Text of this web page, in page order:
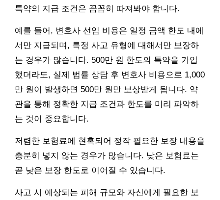
특약의 지급 조건은 꼼꼼히 따져봐야 합니다.
예를 들어, 변호사 선임 비용은 일정 금액 한도 내에
서만 지급되며, 특정 사고 유형에 대해서만 보장하
는 경우가 많습니다. 500만 원 한도의 특약을 가입
했더라도, 실제 법률 상담 후 변호사 비용으로 1,000
만 원이 발생하면 500만 원만 보상받게 됩니다. 약
관을 통해 정확한 지급 조건과 한도를 미리 파악하
는 것이 중요합니다.
저렴한 보험료에 현혹되어 정작 필요한 보장 내용을
충분히 넣지 않는 경우가 많습니다. 낮은 보험료는
곧 낮은 보장 한도로 이어질 수 있습니다.
사고 시 예상되는 피해 규모와 자신에게 필요한 보